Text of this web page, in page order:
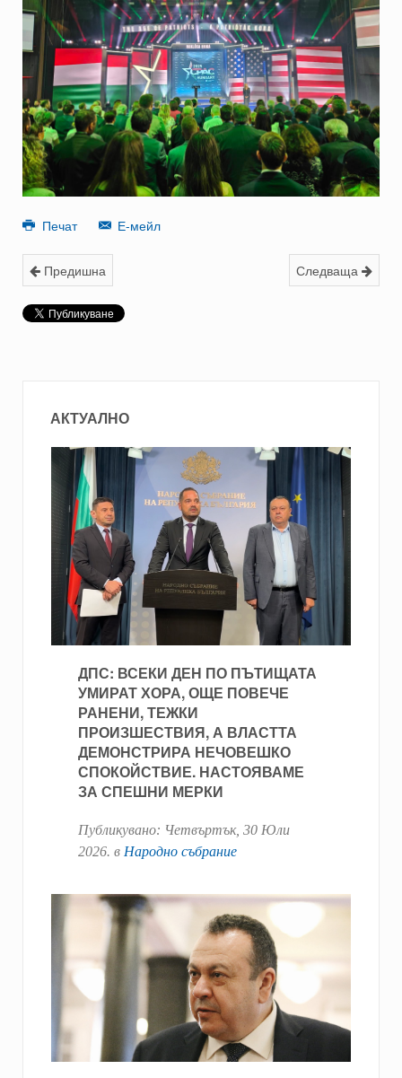
Печат Е-мейл
Предишна Следваща
АКТУАЛНО
ДПС: ВСЕКИ ДЕН ПО ПЪТИЩАТА
УМИРАТ ХОРА, ОЩЕ ПОВЕЧЕ
РАНЕНИ, ТЕЖКИ
ПРОИЗШЕСТВИЯ, А ВЛАСТТА
ДЕМОНСТРИРА НЕЧОВЕШКО
СПОКОЙСТВИЕ. НАСТОЯВАМЕ
ЗА СПЕШНИ МЕРКИ
Публикувано: Четвъртък, 30 Юли
2026. в Народно събрание